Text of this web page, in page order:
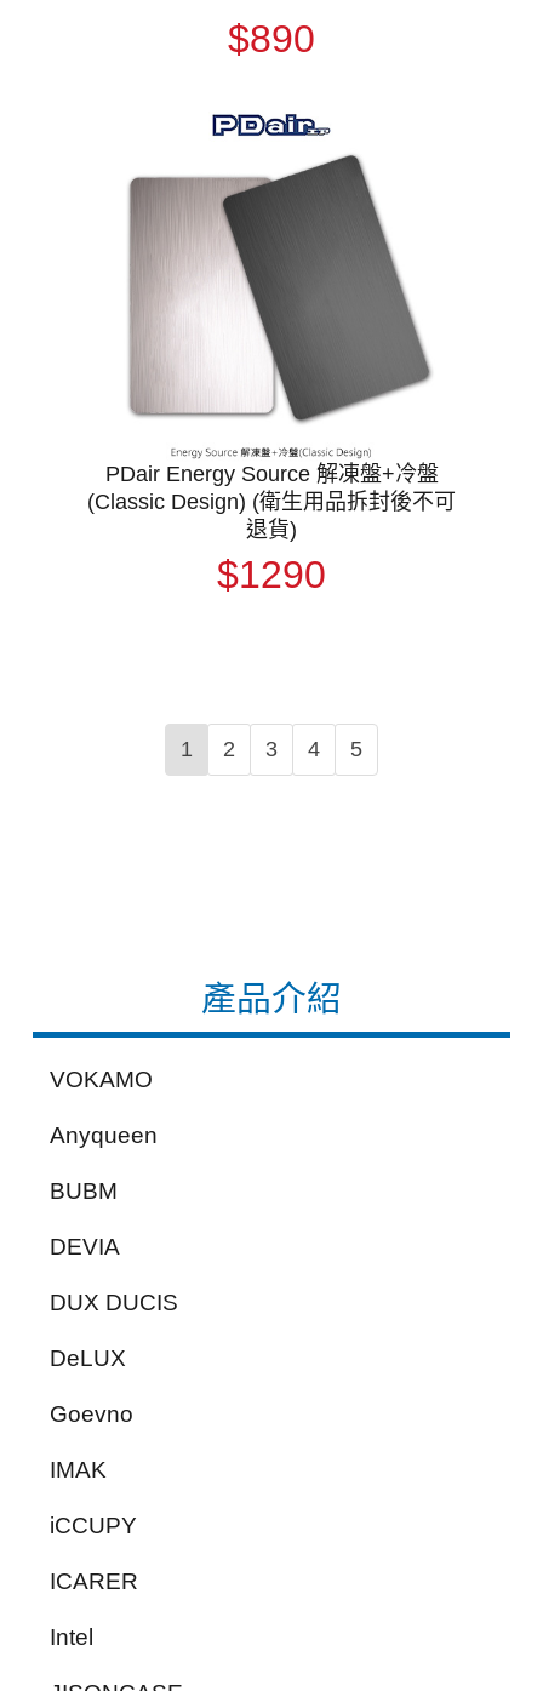
產品介紹
VOKAMO
Anyqueen
BUBM
DEVIA
DUX DUCIS
DeLUX
Goevno
IMAK
iCCUPY
ICARER
Intel
$890
PDair Energy Source 解凍盤+冷盤
(Classic Design) (衛生用品拆封後不可
退貨)
$1290
1 2 3 4 5